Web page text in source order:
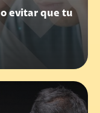
evitar que tu